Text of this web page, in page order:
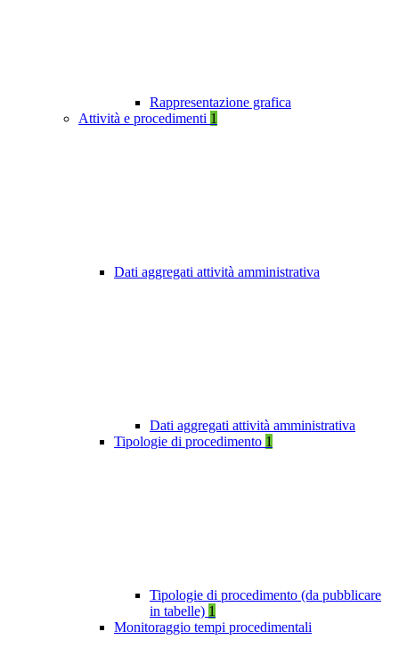
Rappresentazione grafica
Attività e procedimenti 1
Dati aggregati attività amministrativa
Dati aggregati attività amministrativa
Tipologie di procedimento 1
Tipologie di procedimento (da pubblicare
in tabelle) 1
Monitoraggio tempi procedimentali